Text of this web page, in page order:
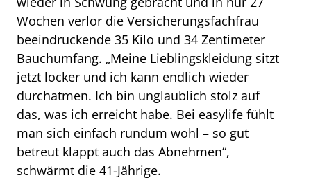
Wochen verlor die Versicherungsfachfrau
beeindruckende 35 Kilo und 34 Zentimeter
Bauchumfang. „Meine Lieblingskleidung sitzt
jetzt locker und ich kann endlich wieder
durchatmen. Ich bin unglaublich stolz auf
das, was ich erreicht habe. Bei easylife fühlt
man sich einfach rundum wohl – so gut
betreut klappt auch das Abnehmen“,
schwärmt die 41-Jährige.